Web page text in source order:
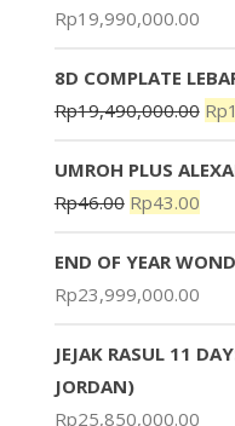
Rp19,990,000.00
8D COMPLATE
Rp19,490,000.00 Rp
UMROH PLUS
Rp46.00 Rp43.00
END OF YEAR
Rp23,999,000.00
JEJAK RASUL 11
JORDAN)
Rp25,850,000.00